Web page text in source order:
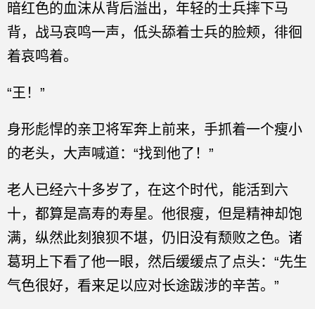
暗红色的血沫从背后溢出，年轻的士兵摔下马
背，战马哀鸣一声，低头舔着士兵的脸颊，徘徊
着哀鸣着。
“王！”
身形彪悍的亲卫将军奔上前来，手抓着一个瘦小
的老头，大声喊道：“找到他了！”
老人已经六十多岁了，在这个时代，能活到六
十，都算是高寿的寿星。他很瘦，但是精神却饱
满，纵然此刻狼狈不堪，仍旧没有颓败之色。诸
葛玥上下看了他一眼，然后缓缓点了点头：“先生
气色很好，看来足以应对长途跋涉的辛苦。”